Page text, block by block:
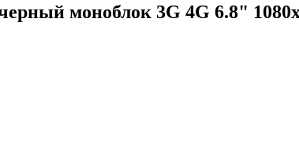
моноблок 3G 4G 6.8"